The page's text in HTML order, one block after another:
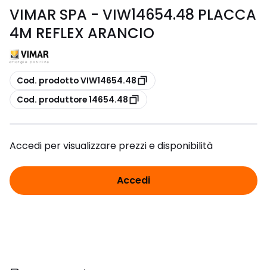
VIMAR SPA - VIW14654.48 PLACCA
4M REFLEX ARANCIO
copia
Cod. prodotto VIW14654.48
copia
Cod. produttore 14654.48
Accedi per visualizzare prezzi e disponibilità
Accedi